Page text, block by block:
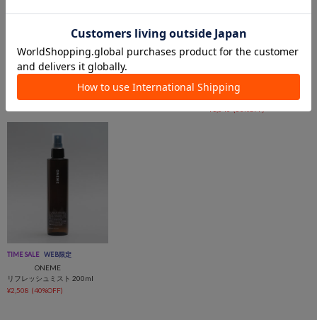
ONEME
¥1,540
TIME SALE
ONEME
ハンドバウム 90g
¥1,716 (40%OFF)
ONEME
ONEME×muddy ユーティリテ
TIME SALE WEB限定
ONEME
リフレッシュミスト 200ml
¥2,508 (40%OFF)